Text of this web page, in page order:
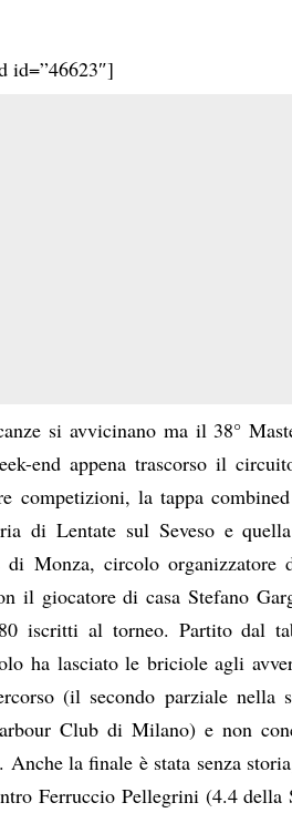
id=”46623″]
si avvicinano ma il 38°
end appena trascorso il
competizioni, la tappa
di Lentate sul Seveso e
di Monza, circolo organizzatore
il giocatore di casa Stefano
iscritti al torneo. Partito dal
ha lasciato le briciole agli
(il secondo parziale
Club di Milano) e non
Anche la finale è stata senza
Ferruccio Pellegrini (4.4